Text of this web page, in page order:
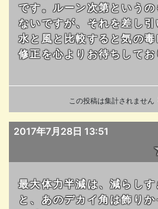
です。ルーン次第という
ないですが、それを差し引
水と風と比較すると気の
修正を心よりお待ちして
この投稿は集計されません
2017年7月28日 13:51
最大体力半減は、減らし
と、あのデカイ角は飾り